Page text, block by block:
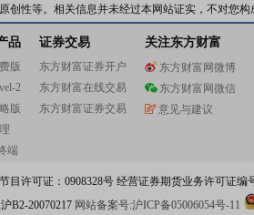
创性等。相关信息并未经过本网站证实，不对您
品
版
2
版
端
证券交易
东方财富证券开户
东方财富在线交易
东方财富证券交易
关注东方财富
东方财富网微博
东方财富网微信
意见与建议
目许可证：0908328号 经营证券期货业务许可证编
B2-20070217 网站备案号:沪ICP备05006054号-11